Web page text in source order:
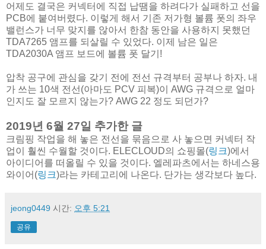
어제도 결국은 커넥터에 직접 납땜을 하려다가 실패하고 선을
PCB에 붙여버렸다. 이렇게 해서 기존 저가형 볼륨 폿의 좌우
밸런스가 너무 맞지를 않아서 한참 동안을 사용하지 못했던
TDA7265 앰프를 되살릴 수 있었다. 이제 남은 일은
TDA2030A 앰프 보드에 볼륨 폿 달기!
압착 공구에 관심을 갖기 전에 전선 규격부터 공부나 하자. 내
가 쓰는 10색 전선(아마도 PCV 피복)이 AWG 규격으로 얼마
인지도 잘 모르지 않는가? AWG 22 정도 되던가?
2019년 6월 27일 추가한 글
크림핑 작업을 해 놓은 전선을 묶음으로 사 놓으면 커넥터 작
업이 훨씬 수월할 것이다. ELECLOUD의 쇼핑몰(링크)에서
아이디어를 떠올릴 수 있을 것이다. 엘레파츠에서는 하네스용
와이어(링크)라는 카테고리에 나온다. 단가는 생각보다 높다.
jeong0449 시간: 오후 5:21
공유